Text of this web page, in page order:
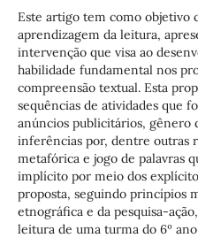
Este artigo tem como objetivo
aprendizagem da leitura,
intervenção que visa ao
habilidade fundamental nos
compreensão textual. Esta
sequências de atividades que
anúncios publicitários, gênero
inferências por, dentre outras
metafórica e jogo de palavras
implícito por meio dos
proposta, seguindo princípios
etnográfica e da pesquisa-
leitura de uma turma do 6º